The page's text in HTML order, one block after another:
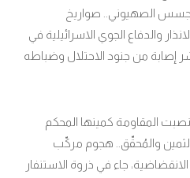
الصهيوني.. صواريخ
والدفاع الجوي الاسرائيلية في
إصابة من جنود الاحتلال وضباطه
المقاومة كمينها المحكم
والمُحقّق.. هجوم مركّب
جاء في ذروة الاستنفار